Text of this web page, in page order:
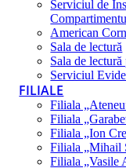
Serviciul de
American
Sala de lectură
Sala de
Serviciul
FILIALE
Filiala
Filiala
Filiala „Ion
Filiala „Mihail
Filiala „Vasile